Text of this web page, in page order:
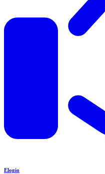
Elogio